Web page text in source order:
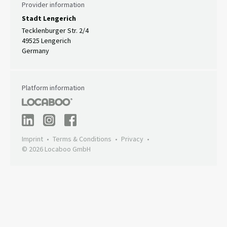
Provider information
Stadt Lengerich
Tecklenburger Str. 2/4
49525 Lengerich
Germany
Platform information
Imprint Terms & Conditions
Privacy
© 2026 Locaboo GmbH